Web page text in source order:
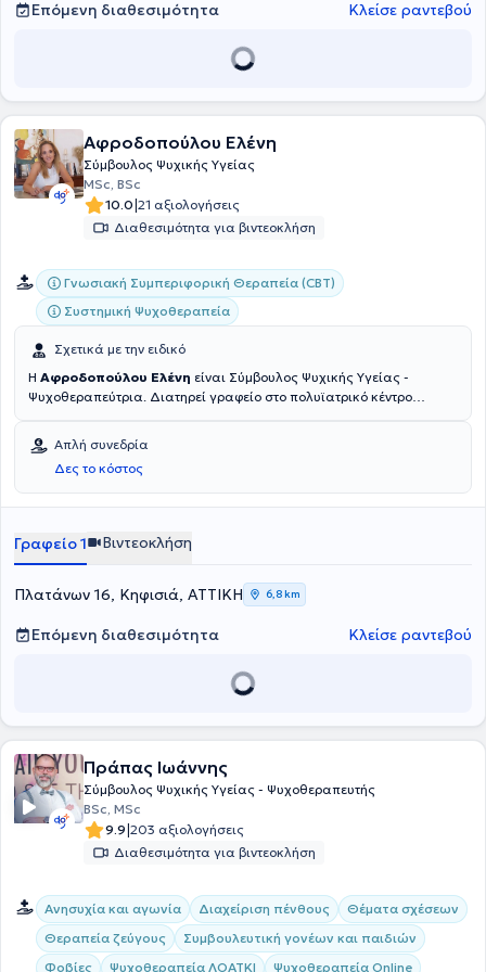
ψυχοθεραπεία και την ομαδική ψυχοθεραπεία.
Επόμενη διαθεσιμότητα Κλείσε ραντεβού
Αφροδοπούλου Ελένη
Σύμβουλος Ψυχικής Υγείας
MSc, BSc
10.0|21 αξιολογήσεις
Διαθεσιμότητα για βιντεοκλήση
Γνωσιακή Συμπεριφορική Θεραπεία (CBT)
Συστημική Ψυχοθεραπεία
Σχετικά με την ειδικό
Η Αφροδοπούλου Ελένη είναι Σύμβουλος Ψυχικής Υγείας -
Ψυχοθεραπεύτρια. Διατηρεί γραφείο στο πολυϊατρικό κέντρο
Ξενώνα Ψυχοκοινωνικής Αποκατάστασης Αριάδνη και Οδυσσέα
Είναι απόφοιτη του Εθνικού και Καποδιστριακού Πανεπιστημίου
Αθηνών με μεταπτυχιακή εκπαίδευση στη Γνωσιακή Συμπεριφορική
Θεραπεία και κάτοχος μεταπτυχιακού διπλώματος Life Coach in
εξειδικευμένες παρεμβάσεις για την αντιμετώπιση άγχους, την
βελτίωση των σχέσεων καθώς και την προσωπική αυτοεκτίμηση
ανθρώπου που επιθυμεί να εξελιχθεί.
Απλή συνεδρία
Δες το κόστος
Γραφείο 1 Βιντεοκλήση
Πλατάνων 16, Κηφισιά, ΑΤΤΙΚΗ 6,8 km
Επόμενη διαθεσιμότητα Κλείσε ραντεβού
Πράπας Ιωάννης
Σύμβουλος Ψυχικής Υγείας - Ψυχοθεραπευτής
BSc, MSc
9.9|203 αξιολογήσεις
Διαθεσιμότητα για βιντεοκλήση
Ανησυχία και αγωνία Διαχείριση πένθους
Θέματα σχέσεων
Θεραπεία ζεύγους
Συμβουλευτική γονέων και παιδιών
Φοβίες
Ψυχοθεραπεία ΛΟΑΤΚΙ
Ψυχοθεραπεία Online